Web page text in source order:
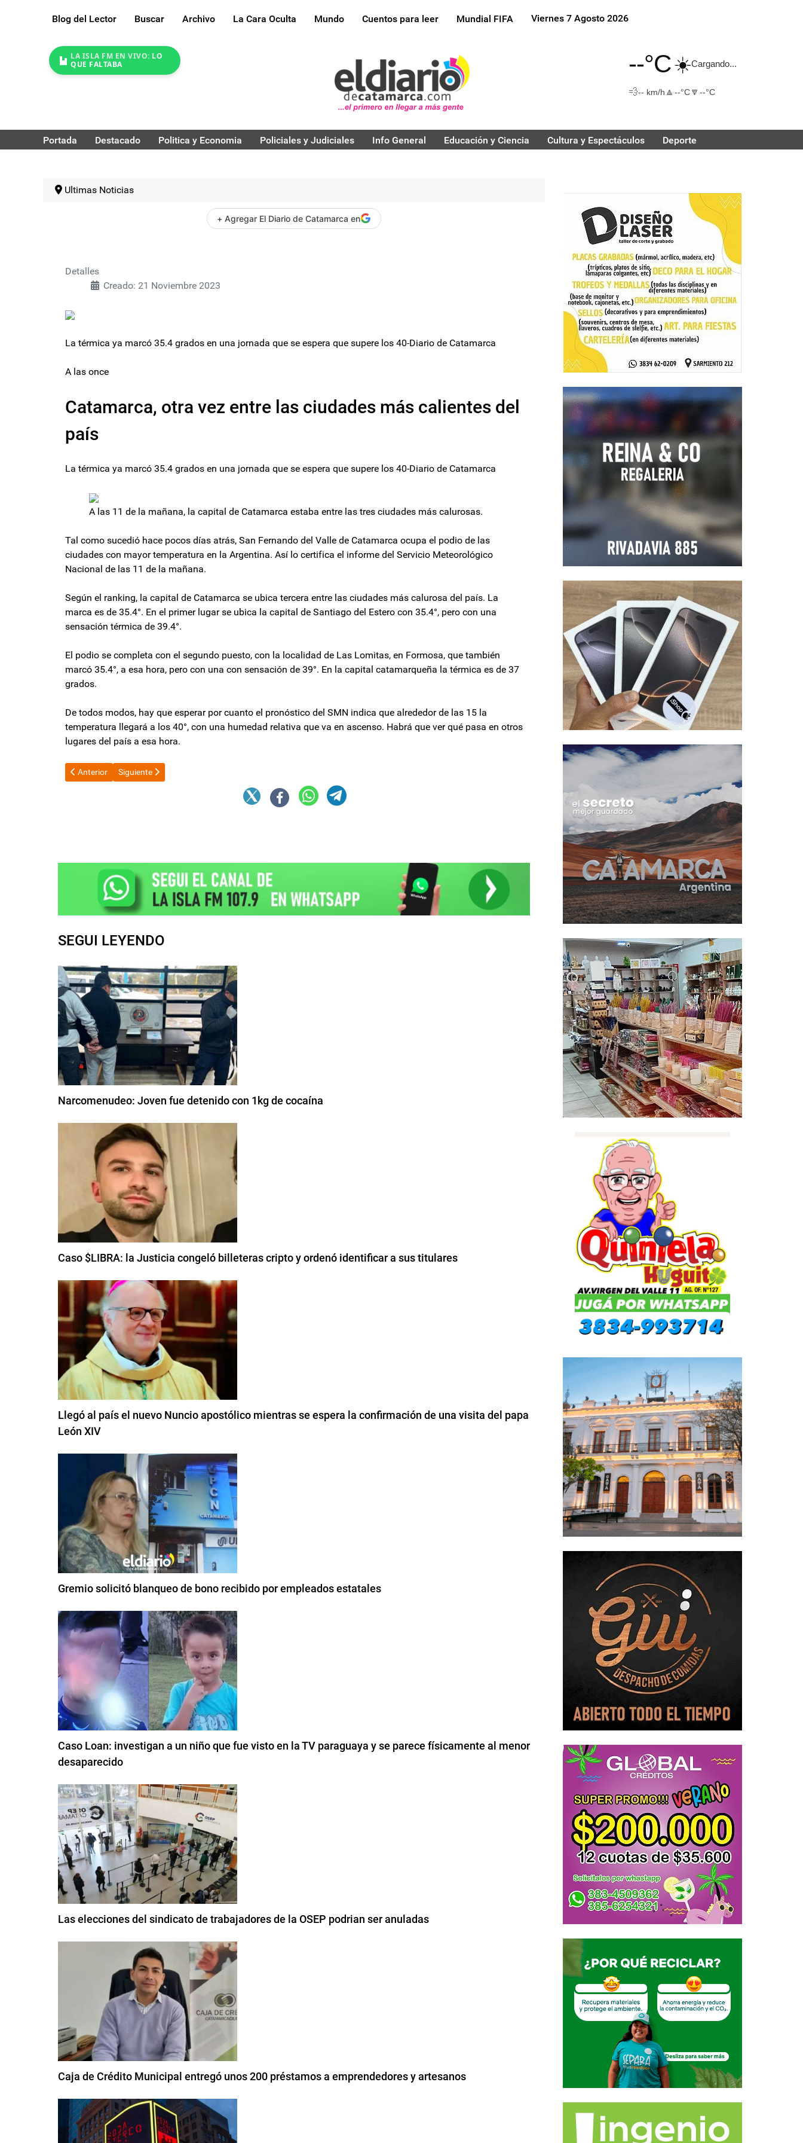
Blog del Lector Buscar Archivo La Cara Oculta Mundo Cuentos para leer Mundial FIFA Viernes 7 Agosto 2026
LA ISLA FM EN VIVO: LO
QUE FALTABA
--°C☀️Cargando...
💨-- km/h 🔼 --°C🔽 --°C
Portada Destacado Politica y Economia Policiales y Judiciales Info General Educación y Ciencia Cultura y Espectáculos Deporte
Ultimas Noticias
+ Agregar El Diario de Catamarca en
Detalles
Creado: 21 Noviembre 2023
La térmica ya marcó 35.4 grados en una jornada que se espera que supere los 40-Diario de Catamarca
A las once
Catamarca, otra vez entre las ciudades más calientes del
país
La térmica ya marcó 35.4 grados en una jornada que se espera que supere los 40-Diario de Catamarca
A las 11 de la mañana, la capital de Catamarca estaba entre las tres ciudades más calurosas.
Tal como sucedió hace pocos días atrás, San Fernando del Valle de Catamarca ocupa el podio de las
ciudades con mayor temperatura en la Argentina. Así lo certifica el informe del Servicio Meteorológico
Nacional de las 11 de la mañana.
Según el ranking, la capital de Catamarca se ubica tercera entre las ciudades más calurosa del país. La
marca es de 35.4°. En el primer lugar se ubica la capital de Santiago del Estero con 35.4°, pero con una
sensación térmica de 39.4°.
El podio se completa con el segundo puesto, con la localidad de Las Lomitas, en Formosa, que también
marcó 35.4°, a esa hora, pero con una con sensación de 39°. En la capital catamarqueña la térmica es de 37
grados.
De todos modos, hay que esperar por cuanto el pronóstico del SMN indica que alrededor de las 15 la
temperatura llegará a los 40°, con una humedad relativa que va en ascenso. Habrá que ver qué pasa en otros
lugares del país a esa hora.
Artículo anterior: Para Carlos Pagni, Milei "es un 4 de copas"
Anterior Artículo siguiente: Ley de Alquileres: sostienen que debe salir bajo consenso de las partes
Siguiente
SEGUI LEYENDO
Narcomenudeo: Joven fue detenido con 1kg de cocaína
Caso $LIBRA: la Justicia congeló billeteras cripto y ordenó identificar a sus titulares
Llegó al país el nuevo Nuncio apostólico mientras se espera la confirmación de una visita del papa
León XIV
Gremio solicitó blanqueo de bono recibido por empleados estatales
Caso Loan: investigan a un niño que fue visto en la TV paraguaya y se parece físicamente al menor
desaparecido
Las elecciones del sindicato de trabajadores de la OSEP podrian ser anuladas
Caja de Crédito Municipal entregó unos 200 préstamos a emprendedores y artesanos